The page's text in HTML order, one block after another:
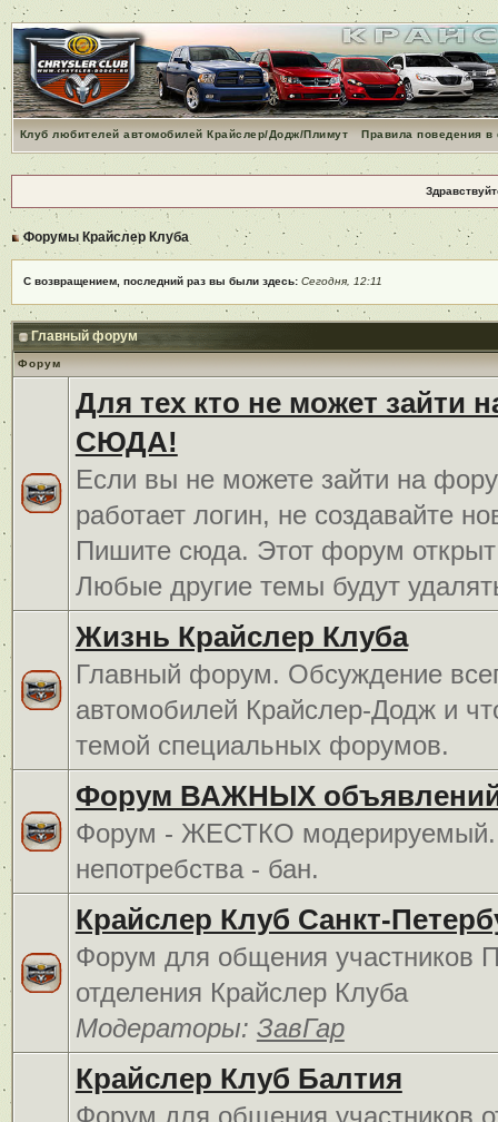
Клуб любителей автомобилей Крайслер/Додж/Плимут Правила поведения
Форумы Крайслер Клуба
С возвращением, последний раз вы были здесь: Сегодня, 12:11
Главный форум
Форум
Для тех кто не может зайти
СЮДА!
Если вы не можете зайти на
работает логин, не создавайте
Пишите сюда. Этот форум открыт
Любые другие темы будут
Жизнь Крайслер Клуба
Главный форум. Обсуждение
автомобилей Крайслер-Додж и
темой специальных форумов.
Форум ВАЖНЫХ
Форум - ЖЕСТКО
непотребства - бан.
Крайслер Клуб Санкт-
Форум для общения участников
отделения Крайслер Клуба
Модераторы: ЗавГар
Крайслер Клуб Балтия
Форум для общения участников